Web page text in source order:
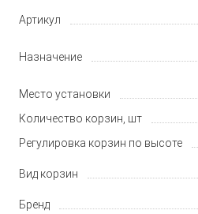
Артикул
Назначение
Место установки
Количество корзин, шт
Регулировка корзин по высоте
Вид корзин
Бренд